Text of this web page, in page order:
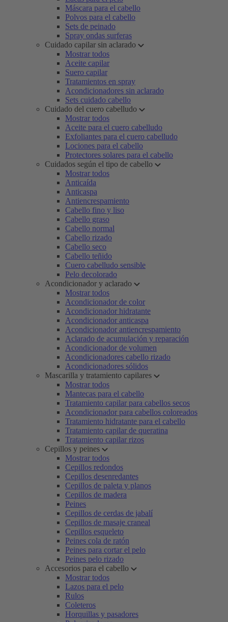
Máscara para el cabello
Polvos para el cabello
Sets de peinado
Spray ondas surferas
Cuidado capilar sin aclarado
Mostrar todos
Aceite capilar
Suero capilar
Tratamientos en spray
Acondicionadores sin aclarado
Sets cuidado cabello
Cuidado del cuero cabelludo
Mostrar todos
Aceite para el cuero cabelludo
Exfoliantes para el cuero cabelludo
Lociones para el cabello
Protectores solares para el cabello
Cuidados según el tipo de cabello
Mostrar todos
Anticaída
Anticaspa
Antiencrespamiento
Cabello fino y liso
Cabello graso
Cabello normal
Cabello rizado
Cabello seco
Cabello teñido
Cuero cabelludo sensible
Pelo decolorado
Acondicionador y aclarado
Mostrar todos
Acondicionador de color
Acondicionador hidratante
Acondicionador anticaspa
Acondicionador antiencrespamiento
Aclarado de acumulación y reparación
Acondicionador de volumen
Acondicionadores cabello rizado
Acondicionadores sólidos
Mascarilla y tratamiento capilares
Mostrar todos
Mantecas para el cabello
Tratamiento capilar para cabellos secos
Acondicionador para cabellos coloreados
Tratamiento hidratante para el cabello
Tratamiento capilar de queratina
Tratamiento capilar rizos
Cepillos y peines
Mostrar todos
Cepillos redondos
Cepillos desenredantes
Cepillos de paleta y planos
Cepillos de madera
Peines
Cepillos de cerdas de jabalí
Cepillos de masaje craneal
Cepillos esqueleto
Peines cola de ratón
Peines para cortar el pelo
Peines pelo rizado
Accesorios para el cabello
Mostrar todos
Lazos para el pelo
Rulos
Coleteros
Horquillas y pasadores